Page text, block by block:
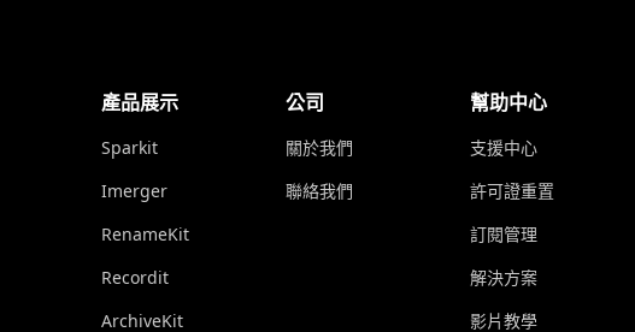
產品展示
Sparkit
Imerger
RenameKit
Recordit
ArchiveKit
公司
關於我們
聯絡我們
幫助中心
支援中心
許可證重置
訂閱管理
解決方案
影片教學